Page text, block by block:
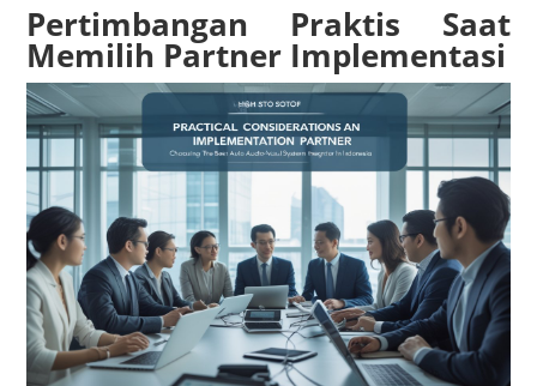
Pertimbangan Praktis Saat
Memilih Partner Implementasi